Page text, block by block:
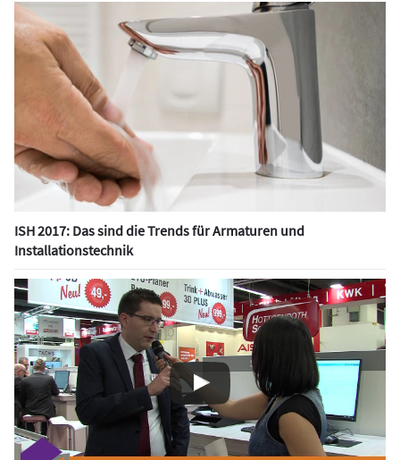
ISH 2017: Das sind die Trends für Armaturen und
Installationstechnik